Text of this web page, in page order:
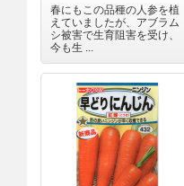
春にもこの品種の人参を植
えていましたが、アブラム
シ被害で生育阻害を受け、
今も生 ...